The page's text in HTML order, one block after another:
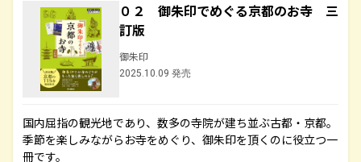
０２ 御朱印でめぐる京都のお寺 三
訂版
御朱印
2025.10.09 発売
国内屈指の観光地であり、数多の寺院が建ち並ぶ古都・京都。
季節を楽しみながらお寺をめぐり、御朱印を頂くのに役立つ一
冊です。